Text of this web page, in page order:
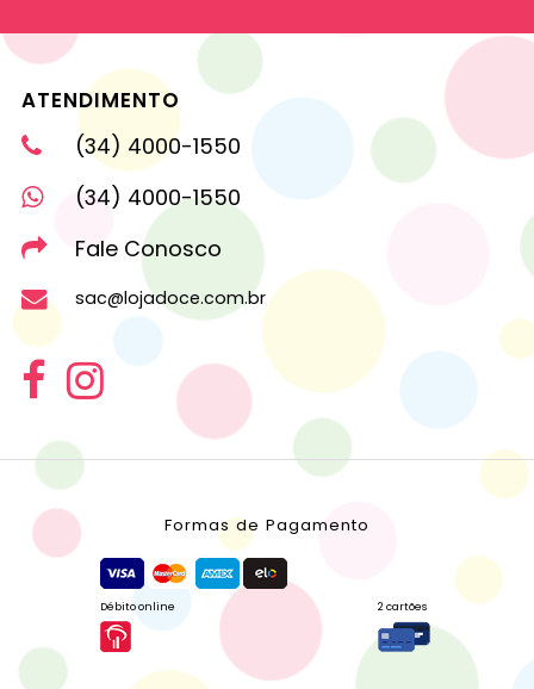
ATENDIMENTO
(34) 4000-1550
(34) 4000-1550
Fale Conosco
sac@lojadoce.com.br
Formas de Pagamento
Débito online 2 cartões